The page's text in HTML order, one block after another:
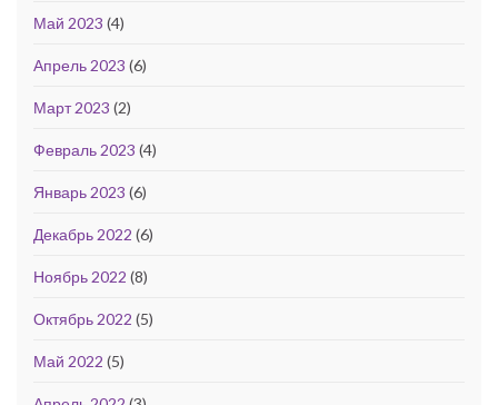
Май 2023 (4)
Апрель 2023 (6)
Март 2023 (2)
Февраль 2023 (4)
Январь 2023 (6)
Декабрь 2022 (6)
Ноябрь 2022 (8)
Октябрь 2022 (5)
Май 2022 (5)